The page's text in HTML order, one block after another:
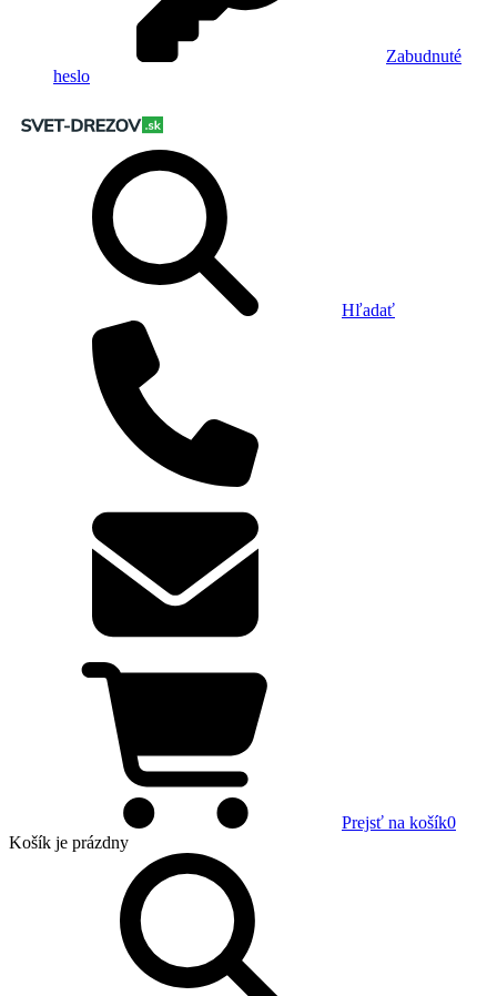
Zabudnuté
heslo
Hľadať
Prejsť na košík0
Košík je prázdny